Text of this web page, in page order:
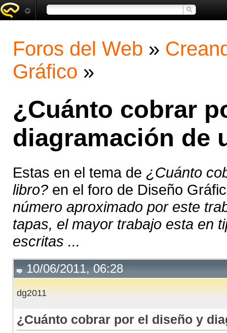
Foros del Web »
Gráfico »
¿Cuánto cobrar
diagramación de
Estas en el tema de ¿Cuánto
libro? en el foro de Diseño
número aproximado por este
tapas, el mayor trabajo esta en
escritas ...
10/06/2011, 06:28
dg2011
¿Cuánto cobrar por el diseño y